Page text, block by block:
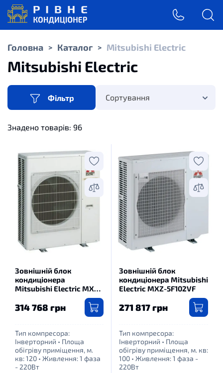
Головна > Каталог > Mitsubishi Electric
Mitsubishi Electric
Фільтр Сортування
Знадено товарів: 96
Зовнішній блок
кондиціонера
Mitsubishi Electric MXZ-
314 768 грн
Тип компресора:
Інверторний • Площа
обігріву приміщення, м.
кв: 120 • Живлення: 1 фаза
- 220Вт
Зовнішній блок
кондиціонера Mitsubishi
Electric MXZ-5F102VF
271 817 грн
Тип компресора:
Інверторний • Площа
обігріву приміщення, м. кв:
100 • Живлення: 1 фаза -
220Вт